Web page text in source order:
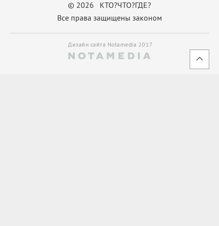
© 2026 КТО?ЧТО?ГДЕ?
Все права защищены законом
Дизайн сайта Notamedia 2017